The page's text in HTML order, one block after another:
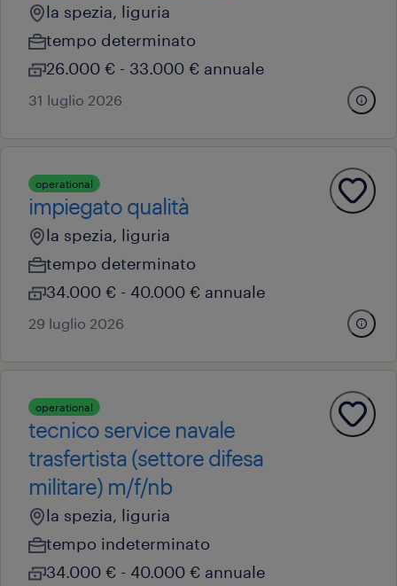
la spezia, liguria
tempo determinato
26.000 € - 33.000 € annuale
31 luglio 2026
operational
impiegato qualità
la spezia, liguria
tempo determinato
34.000 € - 40.000 € annuale
29 luglio 2026
operational
tecnico service navale
trasfertista (settore difesa
militare) m/f/nb
la spezia, liguria
tempo indeterminato
34.000 € - 40.000 € annuale